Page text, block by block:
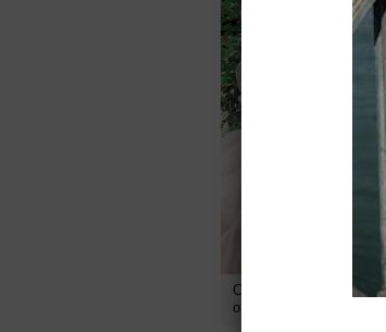
Свадебное платье
от